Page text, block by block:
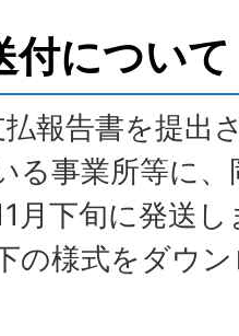
付について
報告書を提出
る事業所等に
月下旬に発送
の様式をダウ